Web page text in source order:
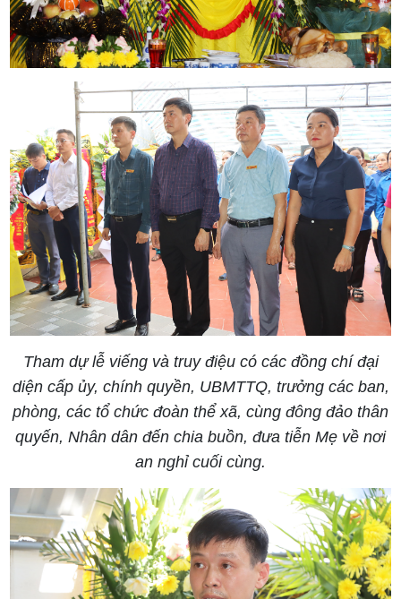
Tham dự lễ viếng và truy điệu có các đồng chí đại
diện cấp ủy, chính quyền, UBMTTQ, trưởng các ban,
phòng, các tổ chức đoàn thể xã, cùng đông đảo thân
quyến, Nhân dân đến chia buồn, đưa tiễn Mẹ về nơi
an nghỉ cuối cùng.